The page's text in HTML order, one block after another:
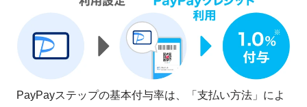
PayPayステップの基本付与率は、「支払い方法」によ